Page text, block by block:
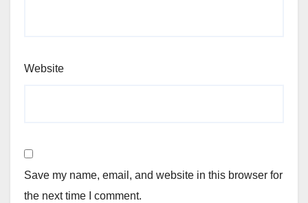
Website
Save my name, email, and website in this browser for
the next time I comment.